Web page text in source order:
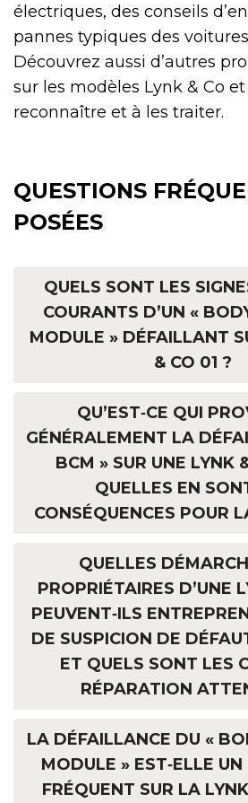
électriques, des conseils
pannes typiques des
Découvrez aussi d’autres
sur les modèles Lynk & Co
reconnaître et à les traiter.
QUESTIONS
POSÉES
QUELS SONT LES
COURANTS D’UN «
MODULE » DÉFAILLANT
& CO 01 ?
QU’EST‑CE QUI
GÉNÉRALEMENT LA
BCM » SUR UNE LYNK
QUELLES EN
CONSÉQUENCES POUR
QUELLES
PROPRIÉTAIRES D’UNE
PEUVENT‑ILS
DE SUSPICION DE
ET QUELS SONT LES
RÉPARATION
LA DÉFAILLANCE DU «
MODULE » EST‑ELLE
FRÉQUENT SUR LA